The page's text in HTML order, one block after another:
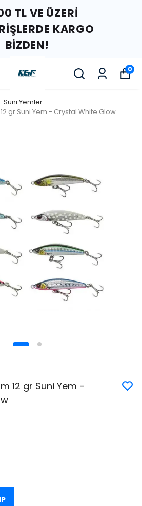
TL VE ÜZERI
KARGO
BIZDEN!
0
Suni Yemler
gr Suni Yem - Crystal White Glow
12 gr Suni Yem -